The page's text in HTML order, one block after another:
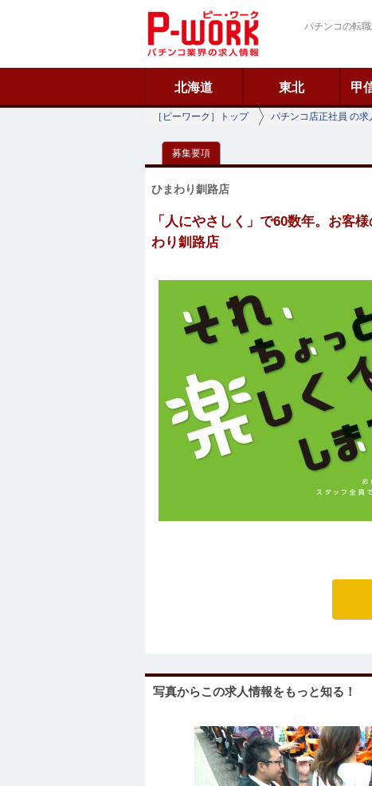
パチンコの転
北海道 東北 甲
［ピーワーク］トップ パチンコ店正社員 の求
募集要項
ひまわり釧路店
「人にやさしく」で60数年。お客
わり釧路店
写真からこの求人情報をもっと知る！